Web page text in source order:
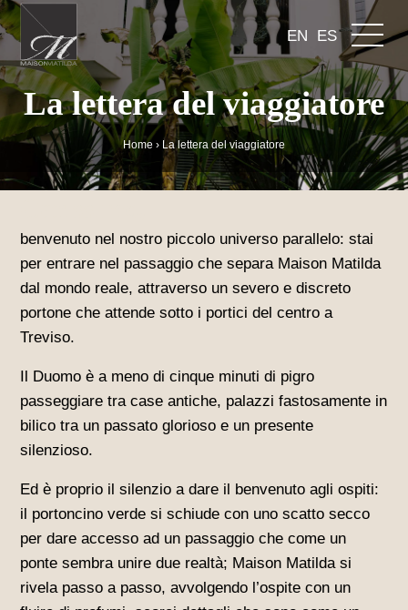
EN ES
La lettera del viaggiatore
Home › La lettera del viaggiatore
benvenuto nel nostro piccolo universo parallelo: stai
per entrare nel passaggio che separa Maison Matilda
dal mondo reale, attraverso un severo e discreto
portone che attende sotto i portici del centro a
Treviso.
Il Duomo è a meno di cinque minuti di pigro
passeggiare tra case antiche, palazzi fastosamente in
bilico tra un passato glorioso e un presente
silenzioso.
Ed è proprio il silenzio a dare il benvenuto agli ospiti:
il portoncino verde si schiude con uno scatto secco
per dare accesso ad un passaggio che come un
ponte sembra unire due realtà; Maison Matilda si
rivela passo a passo, avvolgendo l’ospite con un